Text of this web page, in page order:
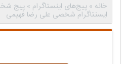
خانه » پیج‌های اینستاگرام » پیج
ایسنتاگرام شخصی علی رضا فهیمی